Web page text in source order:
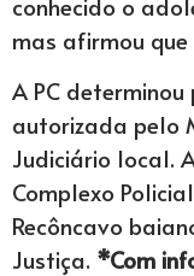
mas afirmou
A PC
autorizada pelo
Judiciário local.
Complexo
Recôncavo
Justiça. *Com